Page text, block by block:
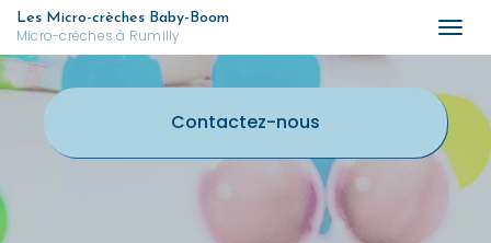
Aller
au
contenu
principal
Les Micro-crèches Baby-Boom
Micro-crèches à Rumilly
Contactez-nous